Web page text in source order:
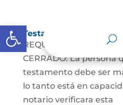
Abrir barra de herramientas
Testamento Cerrado
REQUISITOS PARA EL
CERRADO: La persona
testamento debe ser
lo tanto está en
notario verificara esta